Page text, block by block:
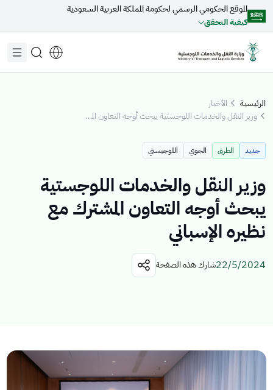
تخطي إلى المحتوى الرئيسي
الموقع الحكومي الرسمي لحكومة المملكة العربية السعودية
كيفية التحقق
اكتشف المواضيع
الخدمات الإلكترونية
الخدمات الالكترونية
الأخبار
الاستراتيجية الوطنية للنقل والخدمات اللوجستية
عن الوزارة
الرئيسية
الأخبار
وزير النقل والخدمات اللوجستية يبحث أوجه التعاون المشترك مع نظيره الإسباني
جديد الطرق الجوي اللوجيستي
وزير النقل والخدمات اللوجستية
يبحث أوجه التعاون المشترك مع
نظيره الإسباني
22/5/2024شارك هذه الصفحة